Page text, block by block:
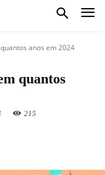
anos em 2024
quantos
215